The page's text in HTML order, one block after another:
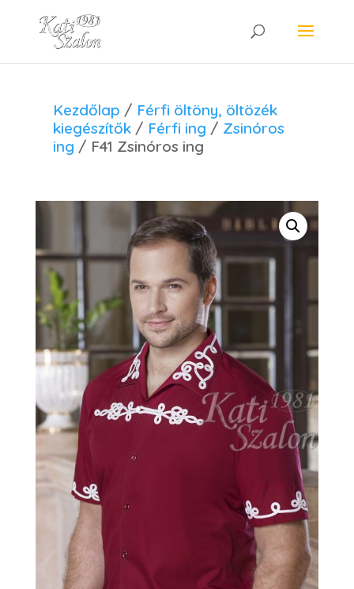
Kezdőlap / Férfi öltöny, öltözék
kiegészítők / Férfi ing / Zsinóros
ing / F41 Zsinóros ing